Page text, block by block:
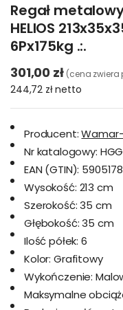
Regał
HELIOS
6Px175kg .:.
301,00 zł (cena zwiera
244,72 złnetto
Producent:
Nr katalogowy:
EAN (GTIN):
Wysokość: 213 cm
Szerokość: 35 cm
Głębokość: 35 cm
Ilość półek: 6
Kolor: Grafitowy
Wykończenie:
Maksymalne